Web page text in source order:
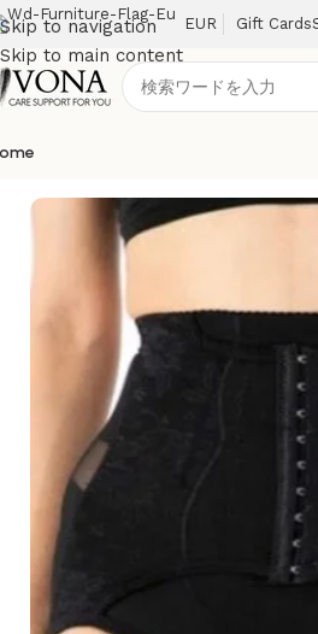
Skip to navigation
Skip to main content
EUR Gift Cards